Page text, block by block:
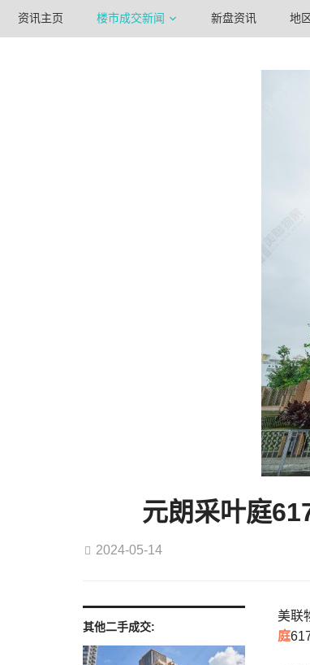
资讯主页 楼市成交新闻 新盘资讯 地
元朗采叶庭
2024-05-14
其他二手成交:
美联
庭